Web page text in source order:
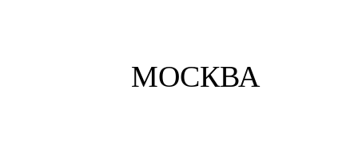
МОСКВА